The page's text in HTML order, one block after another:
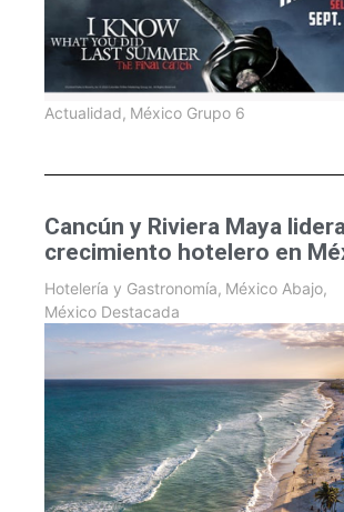
Actualidad, México Grupo 6
Cancún y Riviera Maya
crecimiento hotelero en
Hotelería y Gastronomía, México Abajo,
México Destacada